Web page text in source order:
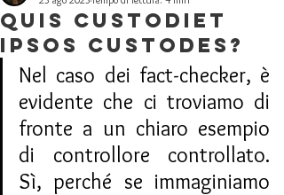
Quis custodiet
ipsos custodes?
Nel caso dei fact-checker, è
evidente che ci troviamo di
fronte a un chiaro esempio
di controllore controllato.
Sì, perché se immaginiamo